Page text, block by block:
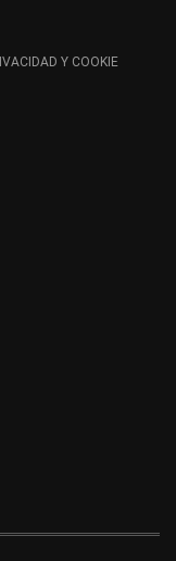
Y COOKIE